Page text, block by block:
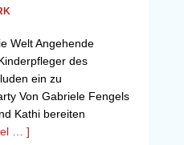
Welt Angehende
des
ein zu
Von Gabriele Fengels
Kathi bereiten
… ]